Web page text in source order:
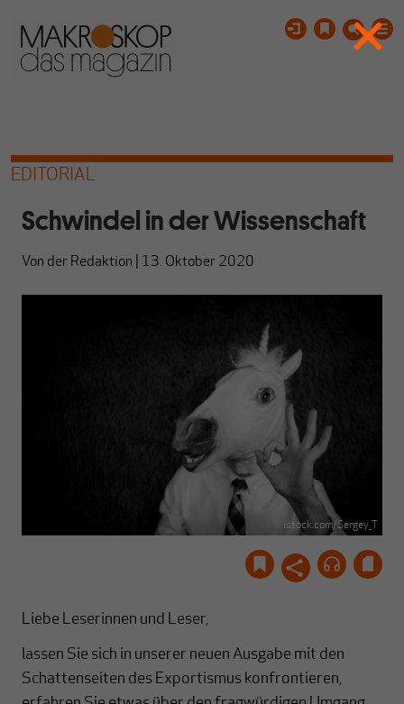
EDITORIAL
Schwindel in der Wissenschaft
Von der Redaktion 13. Oktober 2020
istock.com/Sergey_T
Liebe Leserinnen und Leser,
lassen Sie sich in unserer neuen Ausgabe mit den
Schattenseiten des Exportismus konfrontieren,